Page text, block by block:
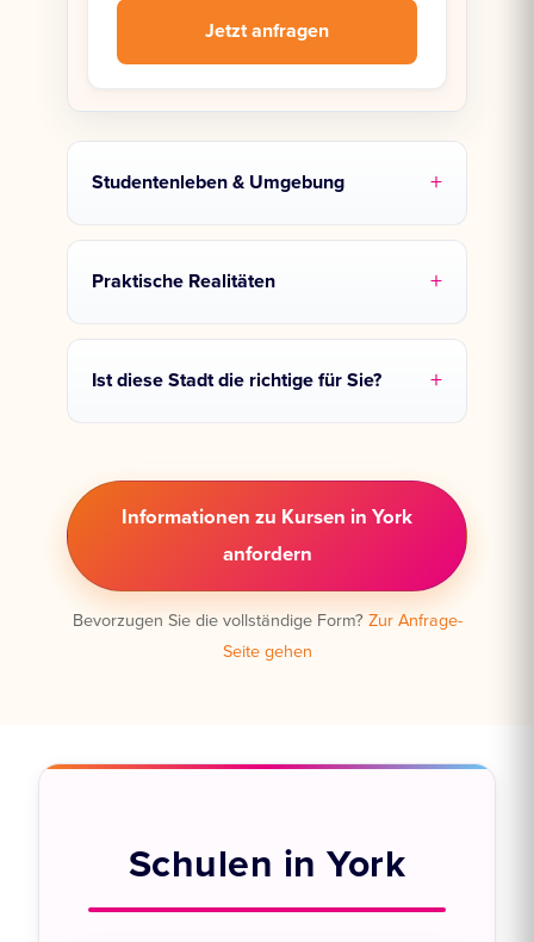
Jetzt anfragen
Studentenleben & Umgebung
Praktische Realitäten
Ist diese Stadt die richtige für Sie?
Informationen zu Kursen in York
anfordern
Bevorzugen Sie die vollständige Form? Zur Anfrage-
Seite gehen
Schulen in York